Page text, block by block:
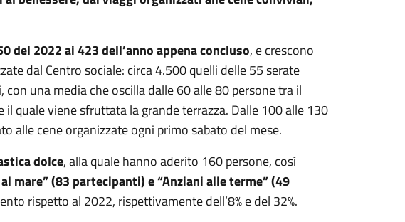
del 2022 ai 423 dell’anno appena concluso, e crescono
dal Centro sociale: circa 4.500 quelli delle 55 serate
una media che oscilla dalle 60 alle 80 persone tra il
quale viene sfruttata la grande terrazza. Dalle 100 alle 130
alle cene organizzate ogni primo sabato del mese.
dolce, alla quale hanno aderito 160 persone, così
mare” (83 partecipanti) e “Anziani alle terme” (49
rispetto al 2022, rispettivamente dell’8% e del 32%.